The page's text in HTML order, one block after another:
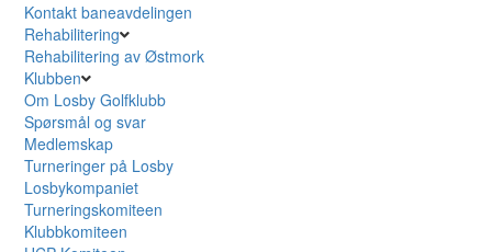
Kontakt baneavdelingen
Rehabilitering
Rehabilitering av Østmork
Klubben
Om Losby Golfklubb
Spørsmål og svar
Medlemskap
Turneringer på Losby
Losbykompaniet
Turneringskomiteen
Klubbkomiteen